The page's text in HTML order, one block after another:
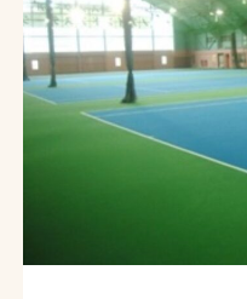
レポート
製品・サービス一覧
施工・管理実績一覧